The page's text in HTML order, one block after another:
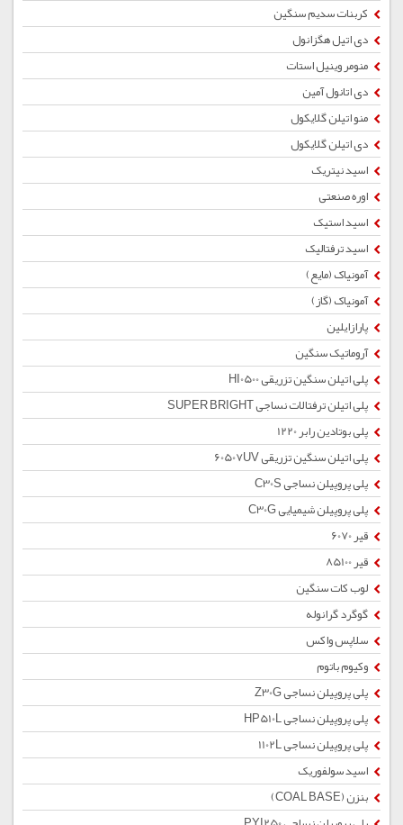
کربنات سدیم سنگین
دی اتیل هگزانول
منومر وینیل استات
دی اتانول آمین
منو اتیلن گلایکول
دی اتیلن گلایکول
اسید نیتریک
اوره صنعتی
اسید استیک
اسید ترفتالیک
آمونیاک (مایع)
آمونیاک (گاز)
پارازایلین
آروماتیک سنگین
پلی اتیلن سنگین تزریقی HI0500
پلی اتیلن ترفتالات نساجی SUPER BRIGHT
پلی بوتادین رابر 1220
پلی اتیلن سنگین تزریقی 60507UV
پلی پروپیلن نساجی C30S
پلی پروپیلن شیمیایی C30G
قیر 6070
قیر 85100
لوب کات سنگین
گوگرد گرانوله
سلاپس واکس
وکیوم باتوم
پلی پروپیلن نساجی Z30G
پلی پروپیلن نساجی HP510L
پلی پروپیلن نساجی 1102L
اسید سولفوریک
بنزن (COAL BASE)